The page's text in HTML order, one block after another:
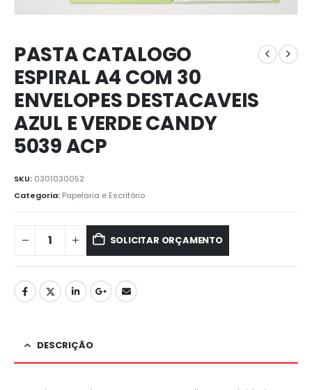
PASTA CATALOGO
ESPIRAL A4 COM 30
ENVELOPES DESTACAVEIS
AZUL E VERDE CANDY
5039 ACP
SKU: 0301030052
Categoria: Papelaria e Escritório
SOLICITAR ORÇAMENTO
DESCRIÇÃO